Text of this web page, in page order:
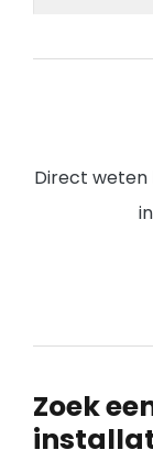
Direct weten
Zoek